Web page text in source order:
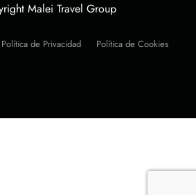
Malei Travel Group
Política de Privacidad Política de Cookies